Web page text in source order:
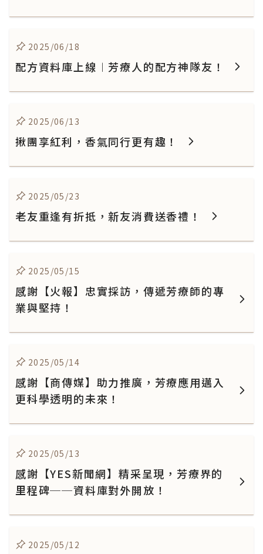
2025/06/18
配方資料庫上線︱芳療人的配方神隊友！
2025/06/13
揪團享紅利，香氣同行更有趣！
2025/05/23
老友重逢有折抵，新友消費送香禮！
2025/05/15
感謝【火報】忠實採訪，傳遞芳療師的專
業與堅持！
2025/05/14
感謝【商傳媒】助力推廣，芳療應用邁入
更科學透明的未來！
2025/05/13
感謝【YES新聞網】精采呈現，芳療界的
里程碑──資料庫對外開放！
2025/05/12